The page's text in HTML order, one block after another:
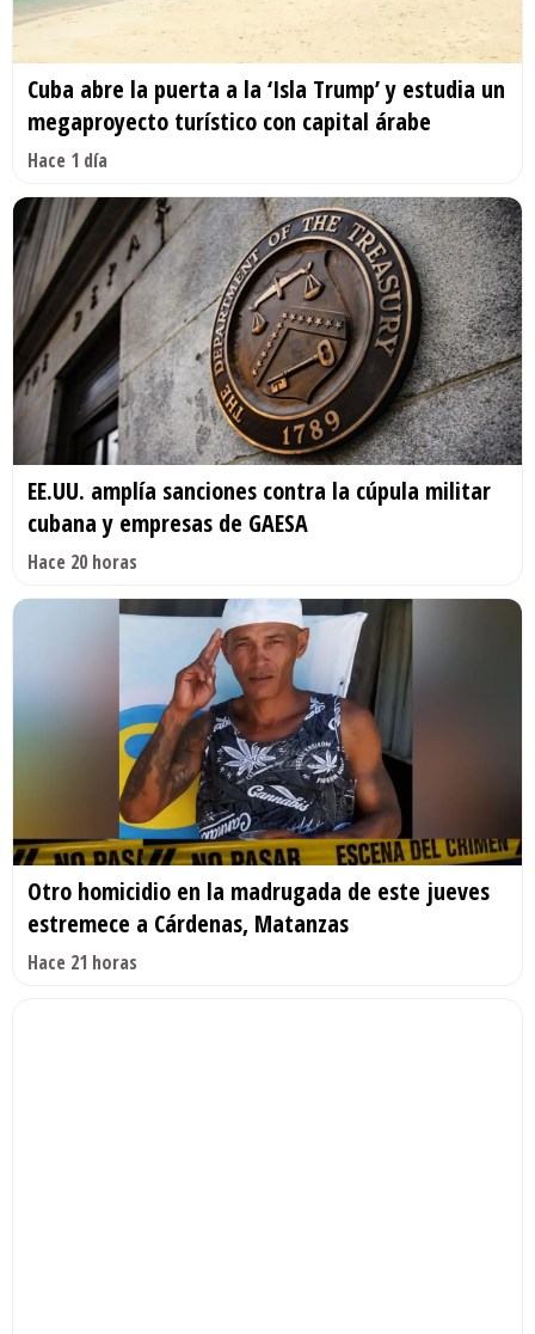
Cuba abre la puerta a la ‘Isla Trump’ y estudia un
megaproyecto turístico con capital árabe
Hace 1 día
EE.UU. amplía sanciones contra la cúpula militar
cubana y empresas de GAESA
Hace 20 horas
Otro homicidio en la madrugada de este jueves
estremece a Cárdenas, Matanzas
Hace 21 horas